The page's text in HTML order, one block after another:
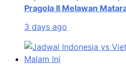
Pragola II Melawan
3 days ago